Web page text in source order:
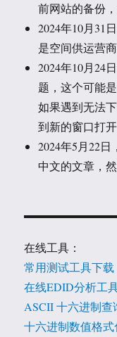
前网站的备份
2024年10月31
是空间供运营商
2024年10月24
题，这个可能
如果遇到无法
到新的窗口打开
2024年5月22
中文的文章，
在线工具：
常用测试工具下载
在线EDID分析工
ASCII 十六进制查
十六进制数值格